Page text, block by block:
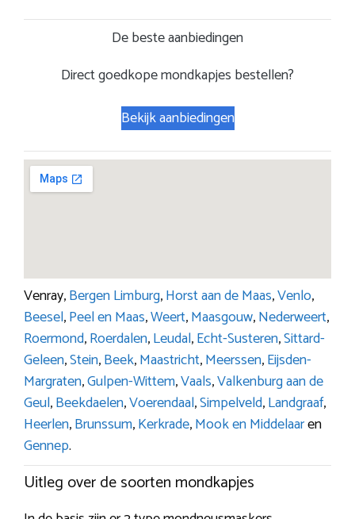
De beste aanbiedingen
Direct goedkope mondkapjes bestellen?
Bekijk aanbiedingen
Venray,Bergen Limburg,Horst aan de Maas,Venlo,
Beesel,Peel en Maas,Weert,Maasgouw,Nederweert,
Roermond,Roerdalen,Leudal,Echt-Susteren,Sittard-
Geleen,Stein,Beek,Maastricht,Meerssen,Eijsden-
Margraten,Gulpen-Wittem,Vaals,Valkenburg aan de
Geul,Beekdaelen,Voerendaal,Simpelveld,Landgraaf,
Heerlen,Brunssum,Kerkrade,Mook en Middelaaren
Gennep.
Uitleg over de soorten mondkapjes